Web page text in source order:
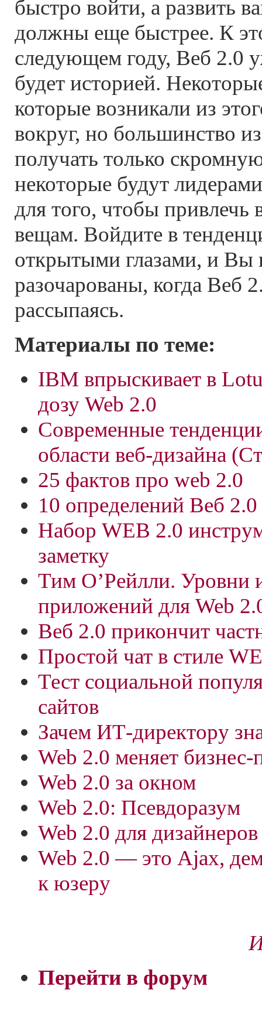
быстро войти, а развить
должны еще быстрее. К
следующем году, Веб 2.0
будет историей.
которые возникали из
вокруг, но большинство
получать только
некоторые будут
для того, чтобы привлечь
вещам. Войдите в
открытыми глазами, и Вы
разочарованы, когда Веб
рассыпаясь.
Материалы по теме:
IBM впрыскивает в
дозу Web 2.0
Современные
области веб-дизайна
25 фактов про web 2.0
10 определений Веб 2.0
Набор WEB 2.0
заметку
Тим О’Рейлли. Уровни
приложений для Web
Веб 2.0 прикончит
Простой чат в стиле
Тест социальной
сайтов
Зачем ИТ-директору
Web 2.0 меняет
Web 2.0 за окном
Web 2.0: Псевдоразум
Web 2.0 для дизайнеров
Web 2.0 — это Ajax,
к юзеру
Перейти в форум